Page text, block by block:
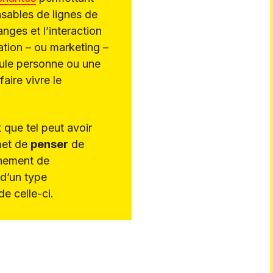
de lignes de
et l’interaction
– ou marketing –
personne ou une
vivre le
que tel peut avoir
de penser de
de
type
celle-ci.